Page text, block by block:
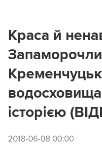
Краса й
історією
2018-06-08 00:00